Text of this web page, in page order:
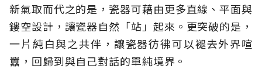
新氣取而代之的是，瓷器可藉由更多直線、平面與
鏤空設計，讓瓷器自然「站」起來。更突破的是，
一片純白與之共伴，讓瓷器彷彿可以褪去外界喧
囂，回歸到與自己對話的單純境界。